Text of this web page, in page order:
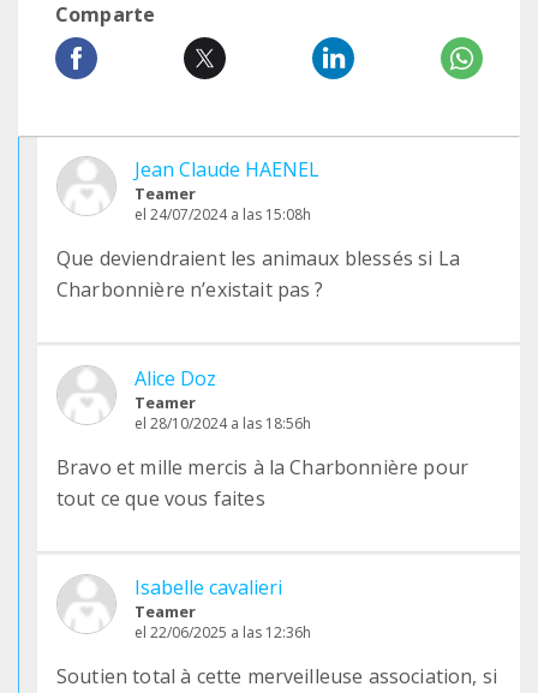
Comparte
Jean Claude HAENEL
Teamer
el 24/07/2024 a las 15:08h
Que deviendraient les animaux blessés si La
Charbonnière n’existait pas ?
Alice Doz
Teamer
el 28/10/2024 a las 18:56h
Bravo et mille mercis à la Charbonnière pour
tout ce que vous faites
Isabelle cavalieri
Teamer
el 22/06/2025 a las 12:36h
Soutien total à cette merveilleuse association, si